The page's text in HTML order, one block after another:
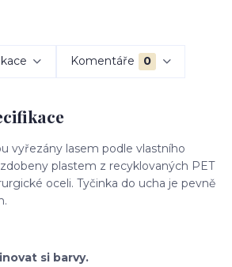
Komentáře 0
vyřezány lasem podle vlastního
plastem z recyklovaných PET
oceli. Tyčinka do ucha je pevně
si barvy.